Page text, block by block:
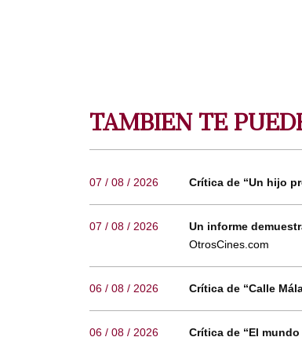
TAMBIEN TE
07 / 08 / 2026 Crítica de “Un hijo
07 / 08 / 2026 Un informe
OtrosCines.com
06 / 08 / 2026 Crítica de “Calle
06 / 08 / 2026 Crítica de “El